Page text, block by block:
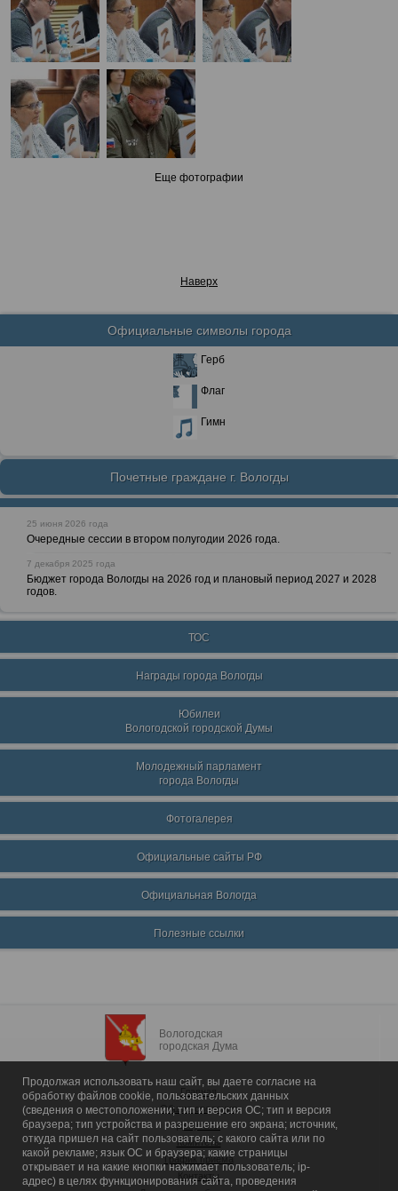
Еще фотографии
Наверх
Официальные символы города
Герб
Флаг
Гимн
Почетные граждане г. Вологды
25 июня 2026 года
Очередные сессии в втором полугодии 2026 года.
7 декабря 2025 года
Бюджет города Вологды на 2026 год и плановый период 2027 и 2028
годов.
ТОС
Награды города Вологды
Юбилеи
Вологодской городской Думы
Молодежный парламент
города Вологды
Фотогалерея
Официальные сайты РФ
Официальная Вологда
Полезные ссылки
Вологодская
городская Дума
Главная
Общие сведения
Депутаты
Комитеты
График приема
Контакты
Продолжая использовать наш сайт, вы даете согласие на
обработку файлов cookie, пользовательских данных
(сведения о местоположении; тип и версия ОС; тип и версия
браузера; тип устройства и разрешение его экрана; источник,
откуда пришел на сайт пользователь; с какого сайта или по
какой рекламе; язык ОС и браузера; какие страницы
открывает и на какие кнопки нажимает пользователь; ip-
адрес) в целях функционирования сайта, проведения